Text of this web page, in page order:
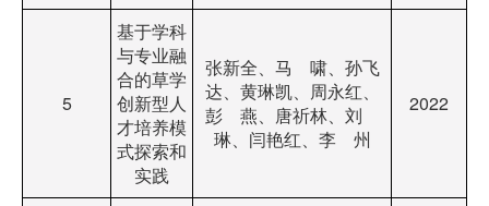
5
基于学科
与专业融
合的草学
创新型人
才培养模
式探索和
实践
张新全、马 啸、孙飞
达、黄琳凯、周永红、
彭 燕、唐祈林、刘
琳、闫艳红、李 州
2022